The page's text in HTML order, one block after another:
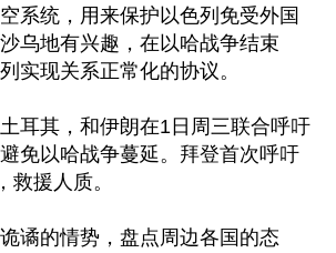
系统，用来保护以色列免受外国
乌地有兴趣，在以哈战争结束
实现关系正常化的协议。
耳其，和伊朗在1日周三联合呼吁
免以哈战争蔓延。拜登首次呼吁
救援人质。
谲的情势，盘点周边各国的态